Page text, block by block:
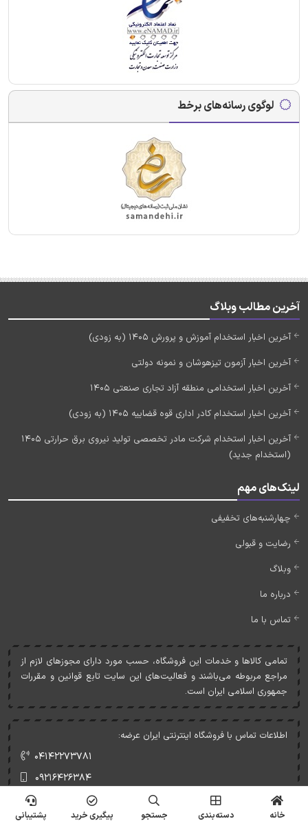
لوگوی رسانه‌های برخط
آخرین مطالب وبلاگ
آخرین اخبار استخدام آموزش و پرورش 1405 (به زودی)
آخرین اخبار آزمون تیزهوشان و نمونه دولتی
آخرین اخبار استخدامی منطقه آزاد تجاری صنعتی 1405
آخرین اخبار استخدام کادر اداری قوه قضاییه 1405 (به زودی)
آخرین اخبار استخدام شرکت مادر تخصصی تولید نیروی برق حرارتی 1405
(استخدام جدید)
لینک‌های مهم
چهارشنبه‌های تخفیفی
رضایت و قبولی
وبلاگ
درباره ما
تماس با ما
تمامی کالاها و خدمات اين فروشگاه، حسب مورد دارای مجوزهای لازم از
مراجع مربوطه می‌باشند و فعاليت‌های اين سايت تابع قوانين و مقررات
جمهوری اسلامی ايران است.
اطلاعات تماس با فروشگاه اینترنتی ایران عرضه:
۰۴۱۴۲۲۷۳۷۸۱
۰۹۲۱۶۴۲۶۳۸۴
خانه دسته‌بندی جستجو پیگیری خرید پشتیبانی